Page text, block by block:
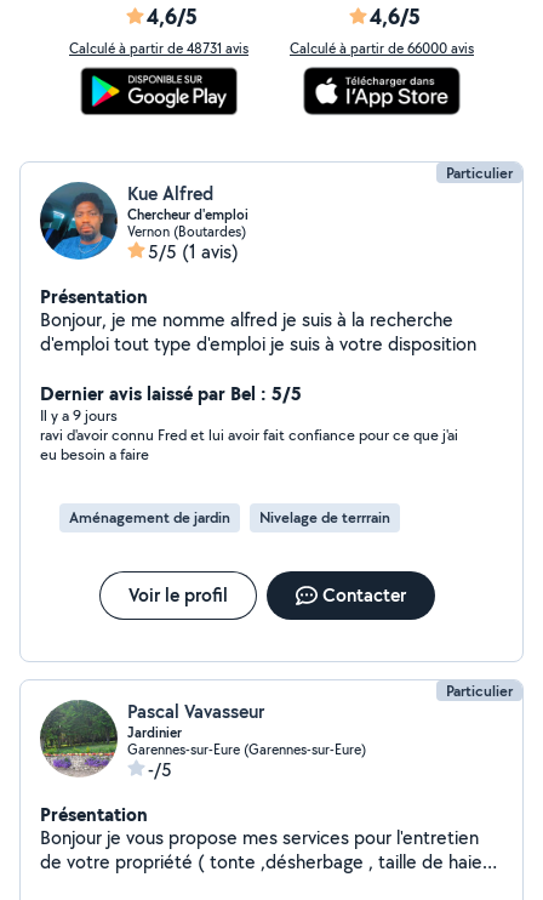
4,6/5
Calculé à partir de 48731 avis
4,6/5
Calculé à partir de 66000 avis
Particulier
Kue Alfred
Chercheur d'emploi
Vernon (Boutardes)
5/5 (1 avis)
Présentation
Bonjour, je me nomme alfred je suis à la recherche
d'emploi tout type d'emploi je suis à votre disposition
Dernier avis laissé par Bel : 5/5
Il y a 9 jours
ravi d'avoir connu Fred et lui avoir fait confiance pour ce que j'ai
eu besoin a faire
Aménagement de jardin Nivelage de terrrain
Voir le profil Contacter
Particulier
Pascal Vavasseur
Jardinier
Garennes-sur-Eure (Garennes-sur-Eure)
-/5
Présentation
Bonjour je vous propose mes services pour l'entretien
de votre propriété ( tonte ,désherbage , taille de haie